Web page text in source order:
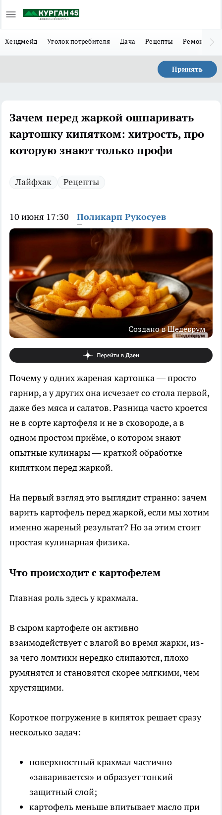
Хендмейд Уголок потребителя Дача Рецепты Ремонт
Принять
Зачем перед жаркой ошпаривать
картошку кипятком: хитрость, про
которую знают только профи
Лайфхак Рецепты
10 июня 17:30 Поликарп Рукосуев
Создано в Шедеврум
Почему у одних жареная картошка — просто
гарнир, а у других она исчезает со стола первой,
даже без мяса и салатов. Разница часто кроется
не в сорте картофеля и не в сковороде, а в
одном простом приёме, о котором знают
опытные кулинары — краткой обработке
кипятком перед жаркой.
На первый взгляд это выглядит странно: зачем
варить картофель перед жаркой, если мы хотим
именно жареный результат? Но за этим стоит
простая кулинарная физика.
Что происходит с картофелем
Главная роль здесь у крахмала.
В сыром картофеле он активно
взаимодействует с влагой во время жарки, из-
за чего ломтики нередко слипаются, плохо
румянятся и становятся скорее мягкими, чем
хрустящими.
Короткое погружение в кипяток решает сразу
несколько задач:
поверхностный крахмал частично
«заваривается» и образует тонкий
защитный слой;
картофель меньше впитывает масло при